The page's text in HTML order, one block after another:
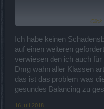
Fazit: Der DK braucht keinen
Click
Ich habe keinen
auf einen weiteren
verwiesen den ich auch
Dmg wahn aller Klassen
das ist das problem was
gesundes Balancing zu
16 Juli 2018